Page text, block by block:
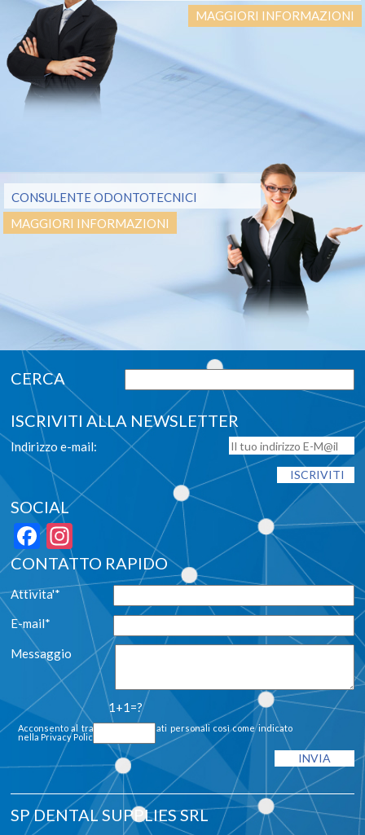
MAGGIORI INFORMAZIONI
CONSULENTE ODONTOTECNICI
MAGGIORI INFORMAZIONI
ISCRIVITI ALLA NEWSLETTER
Indirizzo e-mail:
SOCIAL
Facebook
Instagram
CONTATTO RAPIDO
Attivita'*
E-mail*
Messaggio
1+1=?
Acconsento al trattamento dei dati personali così come indicato
nella Privacy Policy
SP DENTAL SUPPLIES SRL